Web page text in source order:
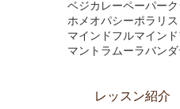
ベジカレーペーパーク
ホメオパシーポラリス
マインドフルマイン
マントラ ムーラバンダ
レッスン紹介